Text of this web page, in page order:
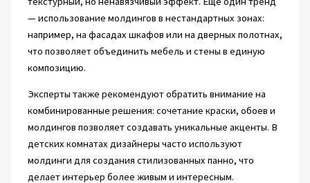
— использование молдингов в нестандартных зонах:
например, на фасадах шкафов или на дверных полотнах,
что позволяет объединить мебель и стены в единую
композицию.
Эксперты также рекомендуют обратить внимание на
комбинированные решения: сочетание краски, обоев и
молдингов позволяет создавать уникальные акценты. В
детских комнатах дизайнеры часто используют
молдинги для создания стилизованных панно, что
делает интерьер более живым и интересным.